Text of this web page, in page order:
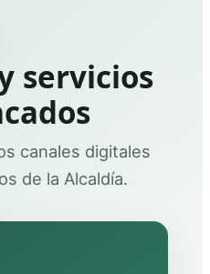
servicios
canales digitales
de la Alcaldía.